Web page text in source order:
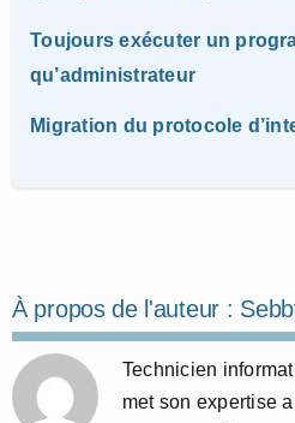
Toujours exécuter un
qu’administrateur
Migration du protocole
À propos de l'auteur :
Technicien
met son expertise